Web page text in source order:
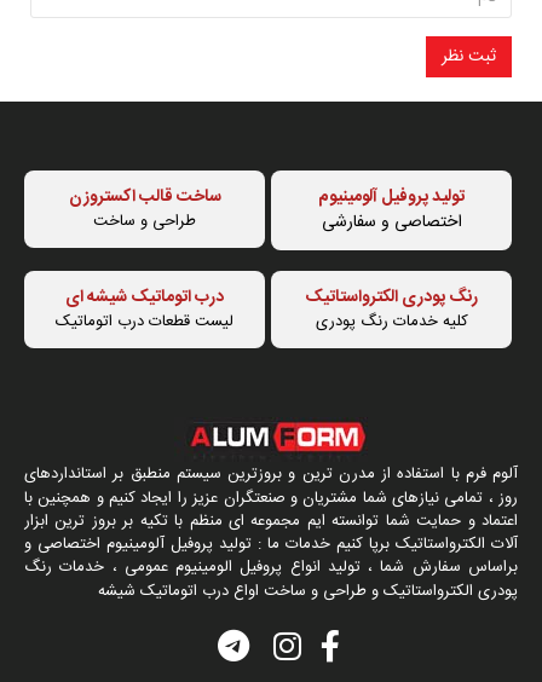
ثبت نظر
تولید پروفیل آلومینیوم
اختصاصی و سفارشی
ساخت قالب اکستروزن
طراحی و ساخت
رنگ پودری الکترواستاتیک
کلیه خدمات رنگ پودری
درب اتوماتیک شیشه ای
لیست قطعات درب اتوماتیک
آلوم فرم با استفاده از مدرن ترین و بروزترین سیستم منطبق بر استانداردهای
روز ، تمامی نیازهای شما مشتریان و صنعتگران عزیز را ایجاد کنیم و همچنین با
اعتماد و حمایت شما توانسته ایم مجموعه ای منظم با تکیه بر بروز ترین ابزار
آلات الکترواستاتیک برپا کنیم خدمات ما : تولید پروفیل آلومینیوم اختصاصی و
براساس سفارش شما ، تولید انواع پروفیل الومینیوم عمومی ، خدمات رنگ
پودری الکترواستاتیک و طراحی و ساخت اواع درب اتوماتیک شیشه